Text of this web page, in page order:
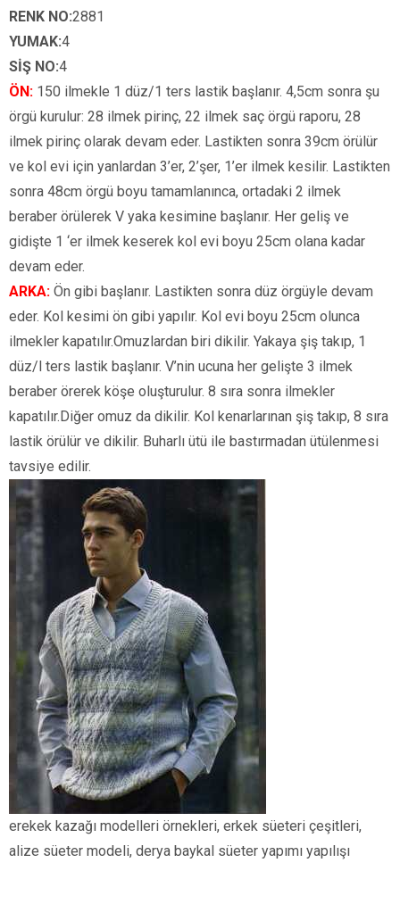
RENK NO:2881
YUMAK:4
SİŞ NO:4
ÖN: 150 ilmekle 1 düz/1 ters lastik başlanır. 4,5cm sonra şu
örgü kurulur: 28 ilmek pirinç, 22 ilmek saç örgü raporu, 28
ilmek pirinç olarak devam eder. Lastikten sonra 39cm örülür
ve kol evi için yanlardan 3’er, 2’şer, 1’er ilmek kesilir. Lastikten
sonra 48cm örgü boyu tamamlanınca, ortadaki 2 ilmek
beraber örülerek V yaka kesimine başlanır. Her geliş ve
gidişte 1 ‘er ilmek keserek kol evi boyu 25cm olana kadar
devam eder.
ARKA: Ön gibi başlanır. Lastikten sonra düz örgüyle devam
eder. Kol kesimi ön gibi yapılır. Kol evi boyu 25cm olunca
ilmekler kapatılır.Omuzlardan biri dikilir. Yakaya şiş takıp, 1
düz/l ters lastik başlanır. V’nin ucuna her gelişte 3 ilmek
beraber örerek köşe oluşturulur. 8 sıra sonra ilmekler
kapatılır.Diğer omuz da dikilir. Kol kenarlarınan şiş takıp, 8 sıra
lastik örülür ve dikilir. Buharlı ütü ile bastırmadan ütülenmesi
tavsiye edilir.
erekek kazağı modelleri örnekleri, erkek süeteri çeşitleri,
alize süeter modeli, derya baykal süeter yapımı yapılışı